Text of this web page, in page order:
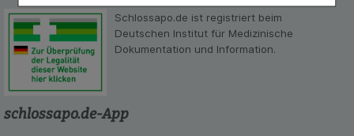
Einkaufserlebnis noch ansprechender zu gestalten,
beispielsweise für die Wiedererkennung des
Besuchers oder unsere Seite an bevorzugte
Verhaltensweisen (z.B. Spracheinstellung)
anzupassen. Komfort-Cookies ermöglichen es uns
auch auf Ihre Bedürfnisse zugeschrittene Inhalte
anzuzeigen und unser Partnerprogramm zu
betreiben.
Schlossapo.de ist registriert beim
Deutschen Institut für Medizinische
Dokumentation und Information.
schlossapo.de-App